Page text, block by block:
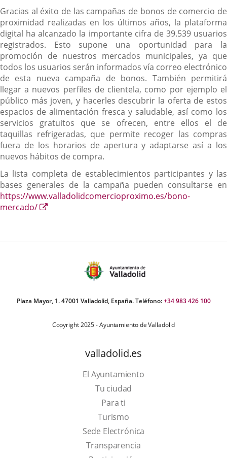
Gracias al éxito de las campañas de bonos de comercio de
proximidad realizadas en los últimos años, la plataforma
digital ha alcanzado la importante cifra de 39.539 usuarios
registrados. Esto supone una oportunidad para la
promoción de nuestros mercados municipales, ya que
todos los usuarios serán informados vía correo electrónico
de esta nueva campaña de bonos. También permitirá
llegar a nuevos perfiles de clientela, como por ejemplo el
público más joven, y hacerles descubrir la oferta de estos
espacios de alimentación fresca y saludable, así como los
servicios gratuitos que se ofrecen, entre ellos el de
taquillas refrigeradas, que permite recoger las compras
fuera de los horarios de apertura y adaptarse así a los
nuevos hábitos de compra.
La lista completa de establecimientos participantes y las
bases generales de la campaña pueden consultarse en
https://www.valladolidcomercioproximo.es/bono-
mercado/
Enlace
aplicación
Plaza Mayor, 1. 47001 Valladolid, España. Teléfono:+34 983 426 100
Copyright 2025 - Ayuntamiento de Valladolid
valladolid.es
El Ayuntamiento
Tu ciudad
Para ti
TurismoThis
link
will
Sede Electrónica
Transparencia